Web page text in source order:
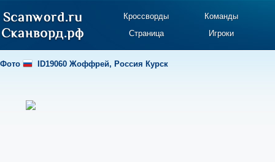
Кроссворды
Команды
Страница
Игроки
Фото ID19060 Жоффрей, Россия Курск